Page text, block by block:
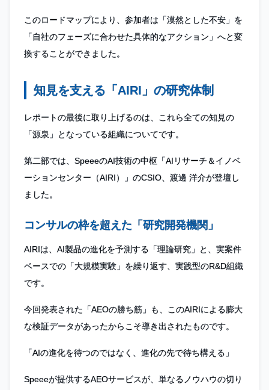
このロードマップにより、参加者は「漠然とした不安」を
「自社のフェーズに合わせた具体的なアクション」へと変
換することができました。
知見を支える「AIRI」の研究体制
レポートの最後に取り上げるのは、これら全ての知見の
「源泉」となっている組織についてです。
第二部では、SpeeeのAI技術の中枢「AIリサーチ＆イノベ
ーションセンター（AIRI）」のCSIO、渡邊 洋介が登壇し
ました。
コンサルの枠を超えた「研究開発機関」
AIRIは、AI製品の進化を予測する「理論研究」と、実案件
ベースでの「大規模実験」を繰り返す、実践型のR&D組織
です。
今回発表された「AEOの勝ち筋」も、このAIRIによる膨大
な検証データがあったからこそ導き出されたものです。
「AIの進化を待つのではなく、進化の先で待ち構える」
Speeeが提供するAEOサービスが、単なるノウハウの切り